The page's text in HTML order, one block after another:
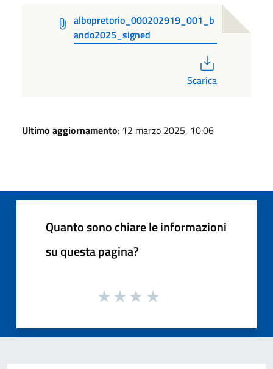
albopretorio_000202919_001_b
ando2025_signed
Scarica
Ultimo aggiornamento: 12 marzo 2025, 10:06
Quanto sono chiare le informazioni
su questa pagina?